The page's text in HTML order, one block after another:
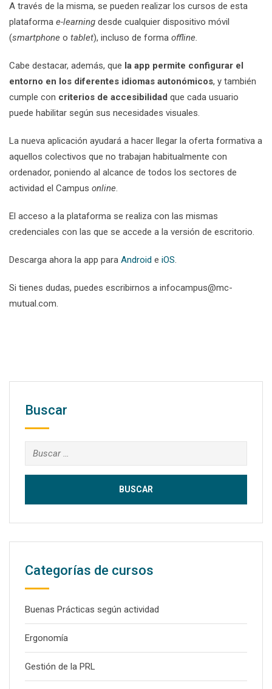
A través de la misma, se pueden realizar los cursos de esta
plataforma e-learning desde cualquier dispositivo móvil
(smartphone o tablet), incluso de forma offline.
Cabe destacar, además, que la app permite configurar el
entorno en los diferentes idiomas autonómicos, y también
cumple con criterios de accesibilidad que cada usuario
puede habilitar según sus necesidades visuales.
La nueva aplicación ayudará a hacer llegar la oferta formativa a
aquellos colectivos que no trabajan habitualmente con
ordenador, poniendo al alcance de todos los sectores de
actividad el Campus online.
El acceso a la plataforma se realiza con las mismas
credenciales con las que se accede a la versión de escritorio.
Descarga ahora la app para Android e iOS.
Si tienes dudas, puedes escribirnos a infocampus@mc-
mutual.com.
Buscar
Buscar:
Categorías de cursos
Buenas Prácticas según actividad
Ergonomía
Gestión de la PRL